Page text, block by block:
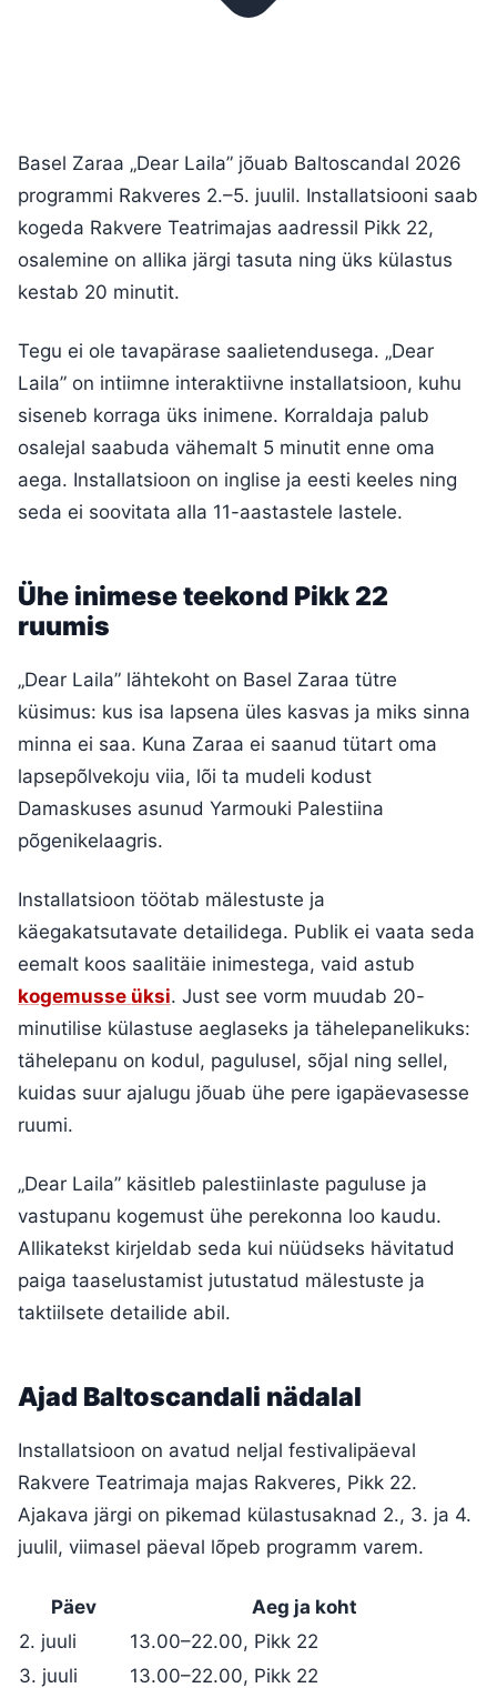
Basel Zaraa „Dear Laila” jõuab Baltoscandal 2026
programmi Rakveres 2.–5. juulil. Installatsiooni saab
kogeda Rakvere Teatrimajas aadressil Pikk 22,
osalemine on allika järgi tasuta ning üks külastus
kestab 20 minutit.
Tegu ei ole tavapärase saalietendusega. „Dear
Laila” on intiimne interaktiivne installatsioon, kuhu
siseneb korraga üks inimene. Korraldaja palub
osalejal saabuda vähemalt 5 minutit enne oma
aega. Installatsioon on inglise ja eesti keeles ning
seda ei soovitata alla 11-aastastele lastele.
Ühe inimese teekond Pikk 22
ruumis
„Dear Laila” lähtekoht on Basel Zaraa tütre
küsimus: kus isa lapsena üles kasvas ja miks sinna
minna ei saa. Kuna Zaraa ei saanud tütart oma
lapsepõlvekoju viia, lõi ta mudeli kodust
Damaskuses asunud Yarmouki Palestiina
põgenikelaagris.
Installatsioon töötab mälestuste ja
käegakatsutavate detailidega. Publik ei vaata seda
eemalt koos saalitäie inimestega, vaid astub
kogemusse üksi. Just see vorm muudab 20-
minutilise külastuse aeglaseks ja tähelepanelikuks:
tähelepanu on kodul, pagulusel, sõjal ning sellel,
kuidas suur ajalugu jõuab ühe pere igapäevasesse
ruumi.
„Dear Laila” käsitleb palestiinlaste paguluse ja
vastupanu kogemust ühe perekonna loo kaudu.
Allikatekst kirjeldab seda kui nüüdseks hävitatud
paiga taaselustamist jutustatud mälestuste ja
taktiilsete detailide abil.
Ajad Baltoscandali nädalal
Installatsioon on avatud neljal festivalipäeval
Rakvere Teatrimaja majas Rakveres, Pikk 22.
Ajakava järgi on pikemad külastusaknad 2., 3. ja 4.
juulil, viimasel päeval lõpeb programm varem.
Päev
Aeg ja koht
2. juuli
13.00–22.00, Pikk 22
3. juuli
13.00–22.00, Pikk 22